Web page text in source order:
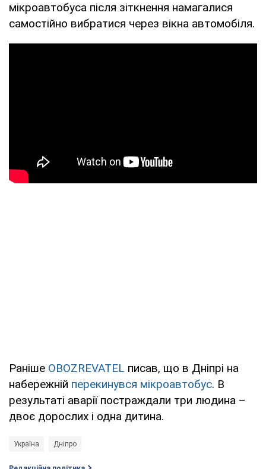
мікроавтобуса після зіткнення намагалися
самостійно вибратися через вікна автомобіля.
Раніше OBOZREVATEL писав, що в Дніпрі на
набережній перекинувся мікроавтобус. В
результаті аварії постраждали три людина –
двоє дорослих і одна дитина.
Україна Дніпро